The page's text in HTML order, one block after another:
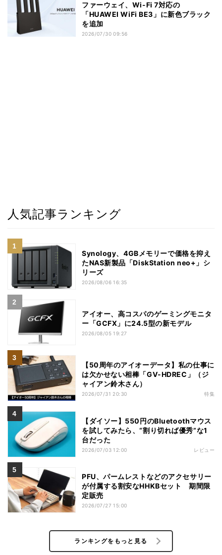
ファーウェイ、Wi-Fi 7対応の
「HUAWEI WiFi BE3」に新色ブラック
を追加
2026/07/30 09:56
人気記事ランキング
Synology、4GBメモリーで価格を抑え
たNAS新製品「DiskStation neo+」シ
リーズ
2026/08/06 16:35
アイオー、高コスパのゲーミングモニタ
ー「GCFX」に24.5型の新モデル
2026/08/05 19:27
【50周年のアイオーデータ】私の仕事に
は欠かせない相棒「GV-HDREC」（ジ
ャイアン鈴木さん）
2026/07/31 20:30 特集
【ダイソー】550円のBluetoothマウス
を試してみたら、“割り切れば優秀”な1
台だった
2026/07/03 12:00 レビュー
PFU、パームレストなどのアクセサリー
が付属する割安なHHKBセット 期間限
定販売
2026/07/27 15:00
ランキングをもっと見る